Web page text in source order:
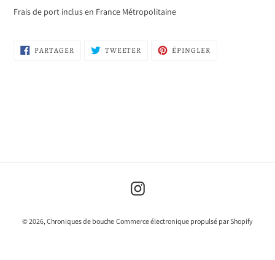
Frais de port inclus en France Métropolitaine
PARTAGER PARTAGER
SUR
TWEETER TWEETERÉPINGLER
Instagram
© 2026, Chroniques de bouche Commerce électronique propulsé par Shopify